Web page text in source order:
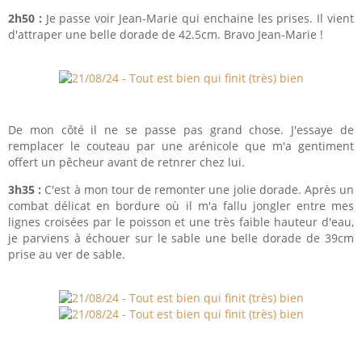
2h50 : Je passe voir Jean-Marie qui enchaine les prises. Il vient
d'attraper une belle dorade de 42.5cm. Bravo Jean-Marie !
De mon côté il ne se passe pas grand chose. J'essaye de
remplacer le couteau par une arénicole que m'a gentiment
offert un pêcheur avant de retnrer chez lui.
3h35 : C'est à mon tour de remonter une jolie dorade. Après un
combat délicat en bordure où il m'a fallu jongler entre mes
lignes croisées par le poisson et une très faible hauteur d'eau,
je parviens à échouer sur le sable une belle dorade de 39cm
prise au ver de sable.